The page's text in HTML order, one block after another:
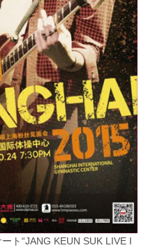
ト“JANG KEUN SUK LIVE I